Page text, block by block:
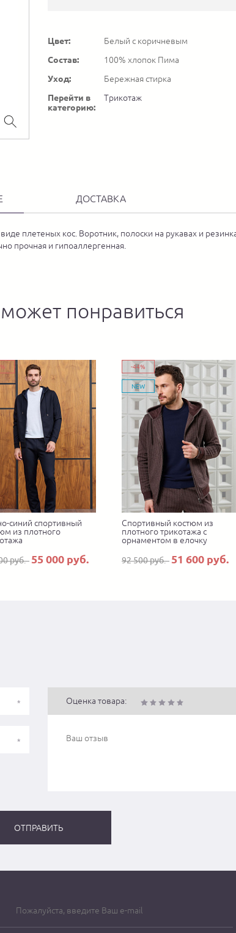
Цвет:
Белый с коричневым
Состав:
100% хлопок Пима
Уход:
Бережная стирка
Перейти в
категорию:
Трикотаж
ДОСТАВКА
плетеных кос. Воротник, полоски на рукавах и
прочная и гипоаллергенная.
понравиться
синий спортивный
из плотного
руб. 55 000 руб.
-44%
NEW
Спортивный костюм из
плотного трикотажа с
орнаментом в елочку
92 500 руб. 51 600 руб.
Оценка товара: